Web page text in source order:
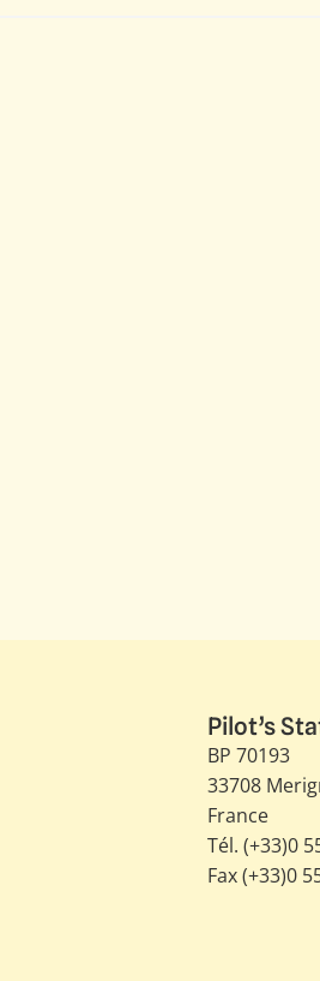
Pilot’s
BP 70193
33708
France
Tél. (+33)0
Fax (+33)0